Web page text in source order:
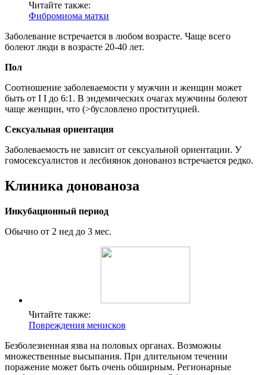
Читайте также:
Фибромиома матки
Заболевание встречается в любом возрасте. Чаще всего
болеют люди в возрасте 20-40 лет.
Пол
Соотношение заболеваемости у мужчин и женщин может
быть от I I до 6:1. В эндемических очагах мужчины болеют
чаще женщин, что (>бусловлено проституцией.
Сексуальная ориентация
Заболеваемость не зависит от сексуальной ориентации. У
гомосексуалистов и лесбиянок донованоз встречается редко.
Клиника донованоза
Инкубационный период
Обычно от 2 нед до 3 мес.
Читайте также:
Повреждения менисков
Безболезненная язва на половых органах. Возможны
множественные высыпания. При длительном течении
поражение может быть очень обширным. Регионарные